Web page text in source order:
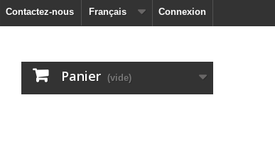
Connexion
Français
Contactez-nous
Panier (vide)